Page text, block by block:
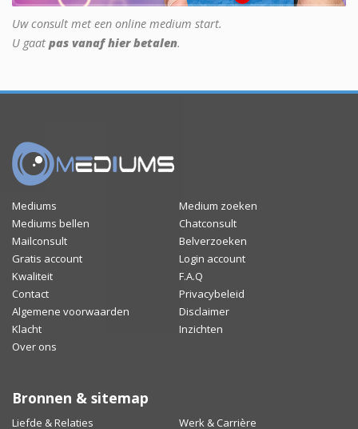
Uw consult met een online medium start.
U gaat pas vanaf hier betalen.
Mediums
Medium zoeken
Mediums bellen
Chatconsult
Mailconsult
Belverzoeken
Gratis account
Login account
Kwaliteit
F.A.Q
Contact
Privacybeleid
Algemene voorwaarden
Disclaimer
Klacht
Inzichten
Over ons
Bronnen & sitemap
Liefde & Relaties Werk & Carrière